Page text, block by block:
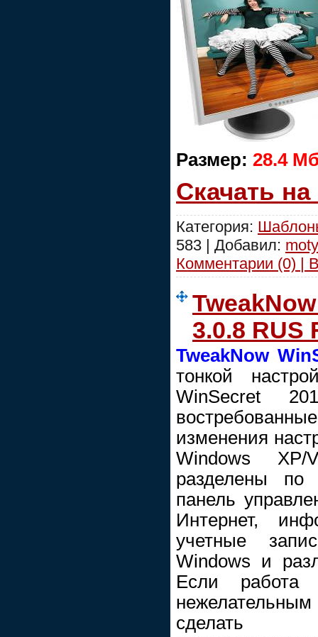
Размер: 28.4
Скачать
Категория:
583 | Добавил:
Комментарии (0) |
3.0.8 RUS
TweakNow
тонкой
WinSecret
изменения
Windows XP/
разделены по
панель
Интернет,
учетные
Windows и
Если работа
сделать